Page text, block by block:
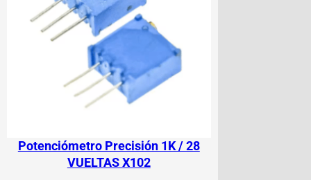
Potenciómetro Precisión 1K / 28
VUELTAS X102